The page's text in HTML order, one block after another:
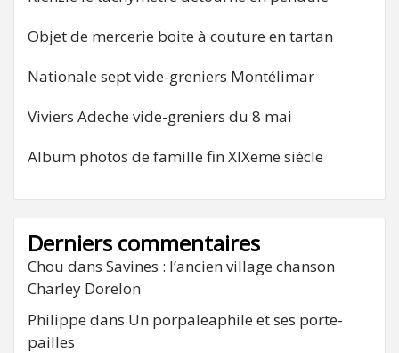
Objet de mercerie boite à couture en tartan
Nationale sept vide-greniers Montélimar
Viviers Adeche vide-greniers du 8 mai
Album photos de famille fin XIXeme siècle
Derniers commentaires
Chou dans Savines : l’ancien village chanson
Charley Dorelon
Philippe dans Un porpaleaphile et ses porte-
pailles